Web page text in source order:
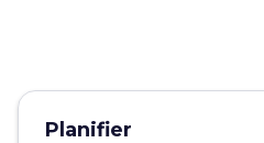
Planifier